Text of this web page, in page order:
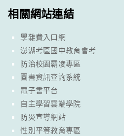
相關網站連結
學雜費入口網
澎湖考區國中教育會考
防治校園霸凌專區
圖書資訊查詢系統
電子書平台
自主學習雲端學院
防災宣導網站
性別平等教育專區